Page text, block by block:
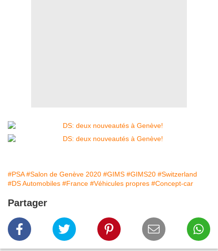
#PSA #Salon de Genève 2020 #GIMS #GIMS20 #Switzerland
#DS Automobiles #France #Véhicules propres #Concept-car
Partager